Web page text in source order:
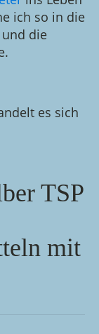
ich so in die
die
es sich
TSP
mit